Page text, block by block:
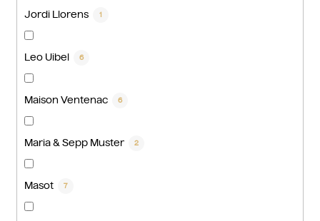
Jordi Llorens 1
Leo Uibel 6
Maison Ventenac 6
Maria & Sepp Muster 2
Masot 7